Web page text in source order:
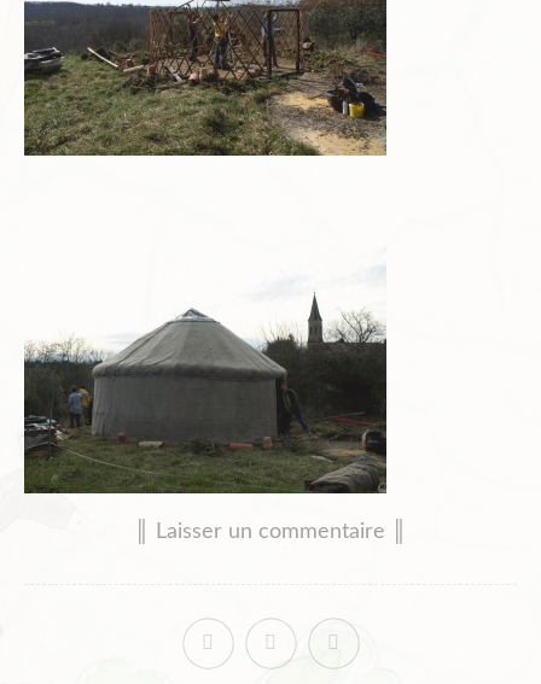
║ Laisser un commentaire ║